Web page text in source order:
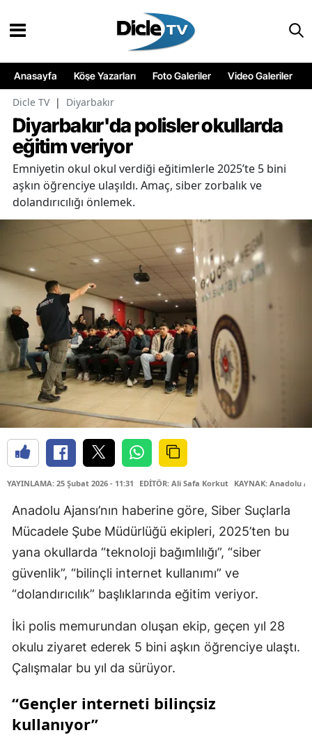
Anasayfa Köşe Yazarları Foto Galeriler Video Galeriler
Dicle TV | Diyarbakır
Diyarbakır'da polisler okullarda
eğitim veriyor
Emniyetin okul okul verdiği eğitimlerle 2025’te 5 bini
aşkın öğrenciye ulaşıldı. Amaç, siber zorbalık ve
dolandırıcılığı önlemek.
YAYINLAMA: 25 Şubat 2026 - 11:31 EDİTÖR: Ali Safa Korkut KAYNAK: Anadolu
Anadolu Ajansı’nın haberine göre, Siber Suçlarla
Mücadele Şube Müdürlüğü ekipleri, 2025’ten bu
yana okullarda “teknoloji bağımlılığı”, “siber
güvenlik”, “bilinçli internet kullanımı” ve
“dolandırıcılık” başlıklarında eğitim veriyor.
İki polis memurundan oluşan ekip, geçen yıl 28
okulu ziyaret ederek 5 bini aşkın öğrenciye ulaştı.
Çalışmalar bu yıl da sürüyor.
“Gençler interneti bilinçsiz
kullanıyor”